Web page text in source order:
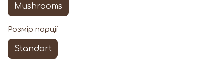
Mushrooms
Розмір порції
Standart